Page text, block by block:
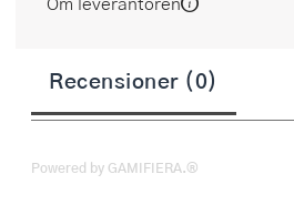
Recensioner (0)
Powered by GAMIFIERA.®